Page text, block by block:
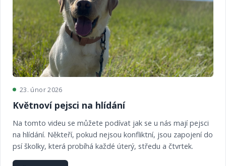
23. únor 2026
Květnoví pejsci na hlídání
Na tomto videu se můžete podívat jak se u nás mají pejsci
na hlídání. Někteří, pokud nejsou konfliktní, jsou zapojení do
psí školky, která probíhá každé úterý, středu a čtvrtek.